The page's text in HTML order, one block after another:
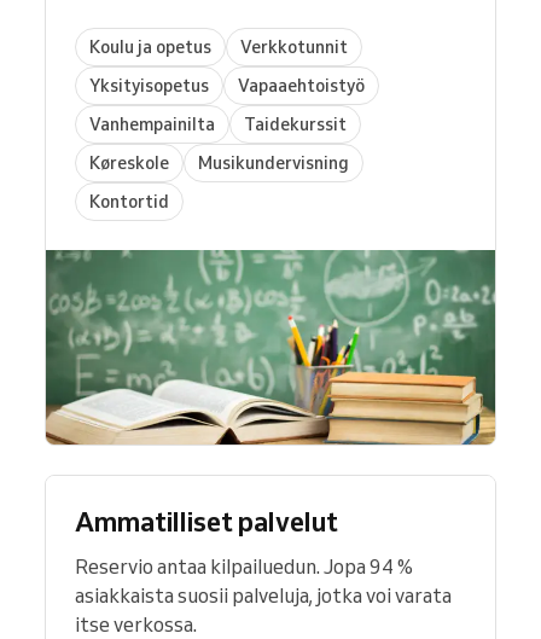
Koulu ja opetus
Verkkotunnit
Yksityisopetus
Vapaaehtoistyö
Vanhempainilta
Taidekurssit
Køreskole
Musikundervisning
Kontortid
Ammatilliset palvelut
Reservio antaa kilpailuedun. Jopa 94 %
asiakkaista suosii palveluja, jotka voi varata
itse verkossa.